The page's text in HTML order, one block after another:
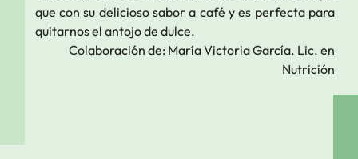
que con su delicioso sabor a café y es perfecta para
quitarnos el antojo de dulce.
Colaboración de: María Victoria García. Lic. en
Nutrición